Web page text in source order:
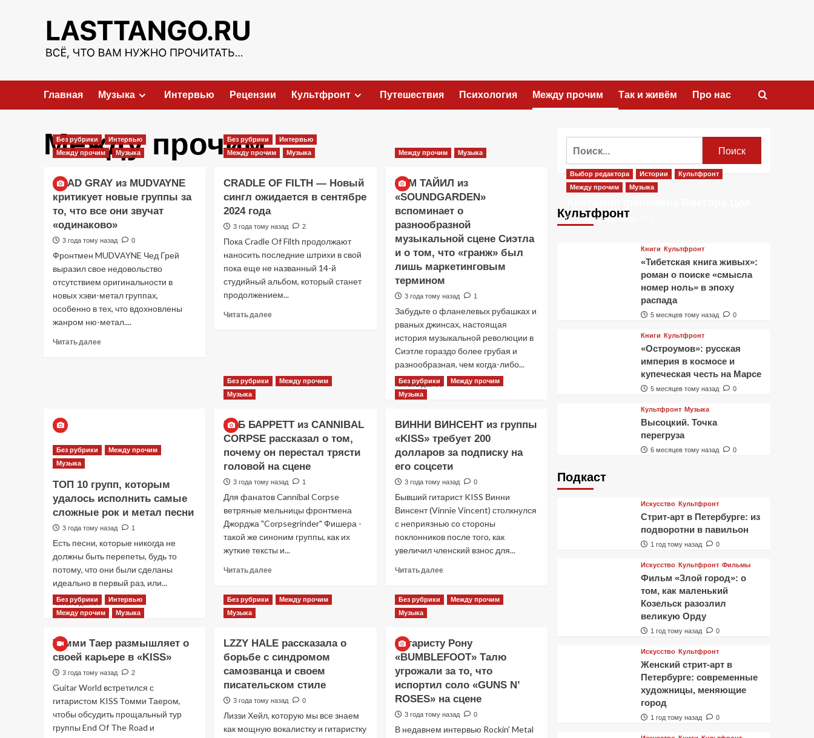
содержимому
Главная Музыка Интервью Рецензии Культфронт Путешествия Психология Между прочим Так и живём Про нас
Между прочим
Без рубрики
Интервью
Между прочим
Музыка
CHAD GRAY из MUDVAYNE
критикует новые группы за
то, что все они звучат
«одинаково»
3 года тому назад 0
Фронтмен MUDVAYNE Чед Грей
выразил свое недовольство
отсутствием оригинальности в
новых хэви-метал группах,
особенно в тех, что вдохновлены
жанром ню-метал....
Читать далееПрочитать
группы
за
все
они
звучат
«одинаково»
Без рубрики
Интервью
Между прочим
Музыка
CRADLE OF FILTH — Новый
сингл ожидается в сентябре
2024 года
3 года тому назад 2
Пока Cradle Of Filth продолжают
наносить последние штрихи в свой
пока еще не названный 14-й
студийный альбом, который станет
продолжением...
Читать далееПрочитать
в
сентябре
2024
года
Между прочим Музыка
КИМ ТАЙИЛ из
«SOUNDGARDEN»
вспоминает о
разнообразной
музыкальной сцене Сиэтла
и о том, что «гранж» был
лишь маркетинговым
термином
3 года тому назад 1
Забудьте о фланелевых рубашках и
рваных джинсах, настоящая
история музыкальной революции в
Сиэтле гораздо более грубая и
разнообразная, чем когда-либо...
Читать далее Прочитать
ТАЙИЛ
из
«SOUNDGARDEN»
вспоминает
разнообразной
музыкальной
сцене
Сиэтла
том,
лишь
Без рубрики
Между прочим
Музыка
ТОП 10 групп, которым
удалось исполнить самые
сложные рок и метал песни
3 года тому назад 1
Есть песни, которые никогда не
должны быть перепеты, будь то
потому, что они были сделаны
идеально в первый раз, или...
Читать далее Прочитать
больше
10
групп,
которым
исполнить
самые
сложные
рок
Без рубрики
Между прочим
Музыка
РОБ БАРРЕТТ из CANNIBAL
CORPSE рассказал о том,
почему он перестал трясти
головой на сцене
3 года тому назад 1
Для фанатов Cannibal Corpse
ветряные мельницы фронтмена
Джорджа "Corpsegrinder" Фишера -
такой же синоним группы, как их
жуткие тексты и...
Читать далееПрочитать
РОБ
CANNIBAL
CORPSE
рассказал
о
том,
почему
перестал
трясти
Без рубрики
Между прочим
Музыка
ВИННИ ВИНСЕНТ из группы
«KISS» требует 200
долларов за подписку на
его соцсети
3 года тому назад 0
Бывший гитарист KISS Винни
Винсент (Vinnie Vincent) столкнулся
с неприязнью со стороны
поклонников после того, как
увеличил членский взнос для...
Читать далееПрочитать
ВИННИ
группы
«KISS»
требует
200
долларов
за
подписку
на
его
Без рубрики
Интервью
Между прочим
Музыка
Томми Таер размышляет о
своей карьере в «KISS»
3 года тому назад 2
Guitar World встретился с
гитаристом KISS Томми Таером,
чтобы обсудить прощальный тур
группы End Of The Road и
Без рубрики
Между прочим
Музыка
LZZY HALE рассказала о
борьбе с синдромом
самозванца и своем
писательском стиле
3 года тому назад 0
Лиззи Хейл, которую мы все знаем
как мощную вокалистку и гитаристку
Без рубрики
Между прочим
Музыка
Гитаристу Рону
«BUMBLEFOOT» Талю
угрожали за то, что
испортил соло «GUNS N’
ROSES» на сцене
3 года тому назад 0
В недавнем интервью Rockin' Metal
Культфронт
Выбор редактора Истории
Культфронт
Между прочим
Музыка
1 месяц тому назад
Книги Культфронт
«Тибетская книга живых»:
роман о поиске «смысла
номер ноль» в эпоху
распада
5 месяцев тому назад 0
Книги Культфронт
«Остроумов»: русская
империя в космосе и
купеческая честь на Марсе
5 месяцев тому назад 0
Культфронт Музыка
Высоцкий. Точка
перегруза
6 месяцев тому назад 0
Подкаст
Искусство Культфронт
Стрит-арт в Петербурге: из
подворотни в павильон
1 год тому назад 0
Искусство Культфронт Фильмы
Фильм «Злой город»: о
том, как маленький
Козельск разозлил
великую Орду
1 год тому назад 0
Искусство Культфронт
Женский стрит-арт в
Петербурге: современные
художницы, меняющие
город
1 год тому назад 0